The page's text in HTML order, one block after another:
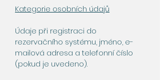
Kategorie osobních údajů
Údaje při registraci do
rezervačního systému, jméno, e-
mailová adresa a telefonní číslo
(pokud je uvedeno).